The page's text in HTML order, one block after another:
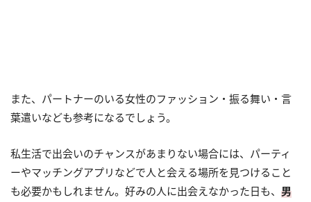
また、パートナーのいる女性のファッション・振る舞い・言
葉遣いなども参考になるでしょう。
私生活で出会いのチャンスがあまりない場合には、パーティ
ーやマッチングアプリなどで人と会える場所を見つけること
も必要かもしれません。好みの人に出会えなかった日も、 男